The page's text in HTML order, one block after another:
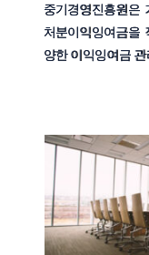
중기경영진흥원은
처분이익잉여금을
양한 이익잉여금 관